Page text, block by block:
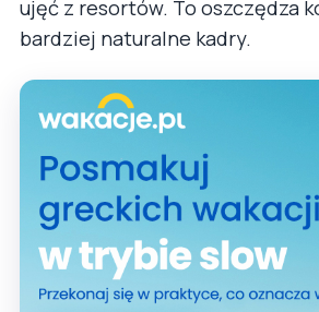
ujęć z resortów. To oszczędza
bardziej naturalne kadry.